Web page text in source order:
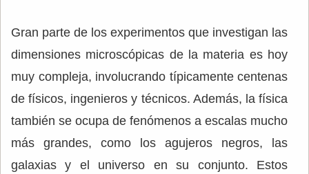
Gran parte de los experimentos que investigan las
dimensiones microscópicas de la materia es hoy
muy compleja, involucrando típicamente centenas
de físicos, ingenieros y técnicos. Además, la física
también se ocupa de fenómenos a escalas mucho
más grandes, como los agujeros negros, las
galaxias y el universo en su conjunto. Estos